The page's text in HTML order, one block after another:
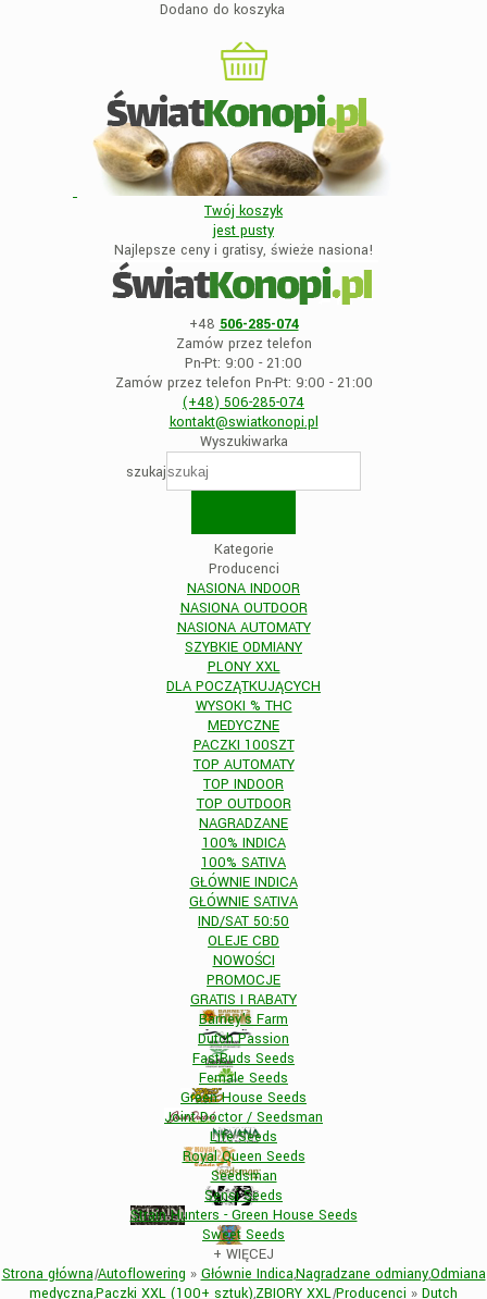
Dodano do koszyka
Twój koszyk
jest pusty
Najlepsze ceny i gratisy, świeże nasiona!
+48 506-285-074
Zamów przez telefon
Pn-Pt: 9:00 - 21:00
Zamów przez telefon Pn-Pt: 9:00 - 21:00
(+48) 506-285-074
kontakt@swiatkonopi.pl
Wyszukiwarka
szukaj
Kategorie
Producenci
NASIONA INDOOR
NASIONA OUTDOOR
NASIONA AUTOMATY
SZYBKIE ODMIANY
PLONY XXL
DLA POCZĄTKUJĄCYCH
WYSOKI % THC
MEDYCZNE
PACZKI 100SZT
TOP AUTOMATY
TOP INDOOR
TOP OUTDOOR
NAGRADZANE
100% INDICA
100% SATIVA
GŁÓWNIE INDICA
GŁÓWNIE SATIVA
IND/SAT 50:50
OLEJE CBD
NOWOŚCI
PROMOCJE
GRATIS I RABATY
Barney's Farm
Dutch Passion
FastBuds Seeds
Female Seeds
Green House Seeds
Joint Doctor / Seedsman
Life Seeds
Royal Queen Seeds
Seedsman
Sensi Seeds
Strain Hunters - Green House Seeds
Sweet Seeds
+ WIĘCEJ
Strona główna|Autoflowering » Głównie Indica,Nagradzane odmiany,Odmiana
medyczna,Paczki XXL (100+ sztuk),ZBIORY XXL|Producenci » Dutch